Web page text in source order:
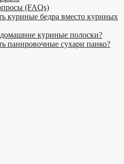
(FAQs)
куриные бедра вместо куриных
куриные полоски?
панировочные сухари панко?